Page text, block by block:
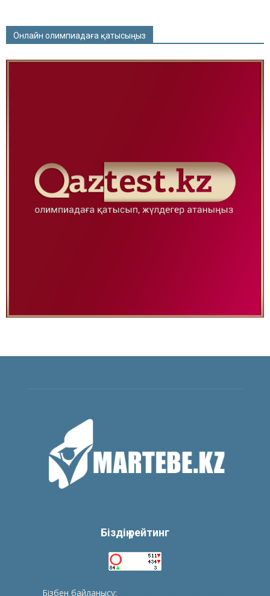
Онлайн олимпиадаға қатысыңыз
Біздің рейтинг
Бізбен байланысу: